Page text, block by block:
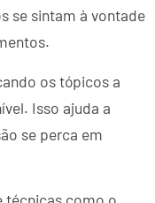
se sintam à vontade
os tópicos a
Isso ajuda a
se perca em